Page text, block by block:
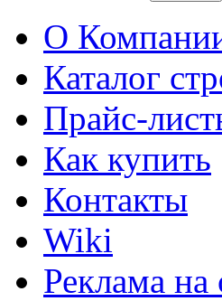
О
Каталог
Прайс-
Как купить
Контакты
Wiki
Реклама на